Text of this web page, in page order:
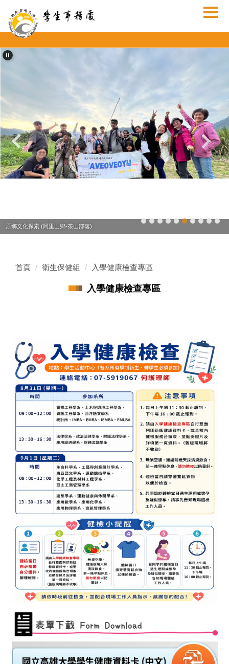
到
主
內
容
原鄉文化探索 (阿里山鄉-茶山部落)
首頁 衛生保健組 入學健康檢查專區
入學健康檢查專區